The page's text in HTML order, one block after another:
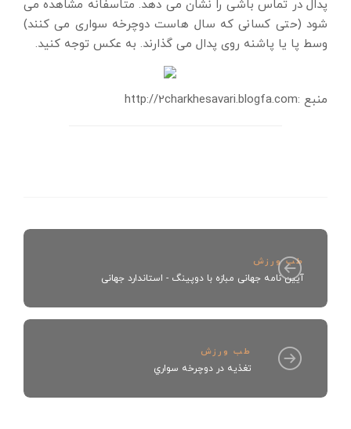
پدال در تماس باشی را نشان می دهد. متاسفانه مشاهده می
شود (حتی کسانی که سال هاست دوچرخه سواری می کنند)
وسط پا یا پاشنه روی پدال می گذارند. به عکس توجه کنید.
منبع :http://2charkhesavari.blogfa.com
طب ورزش
آیین نامه جهانی مبازه با دوپینگ - استاندارد جهانی
طب ورزش
تغذيه در دوچرخه سواري